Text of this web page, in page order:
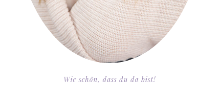
Wie schön, dass du da bist!